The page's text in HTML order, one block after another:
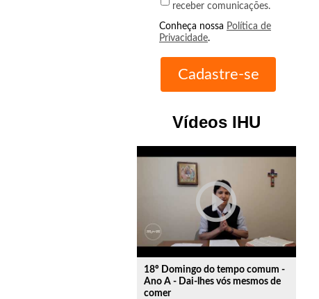
receber comunicações.
Conheça nossa Política de
Privacidade.
Vídeos IHU
play_circle_outline
18º Domingo do tempo comum -
Ano A - Dai-lhes vós mesmos de
comer